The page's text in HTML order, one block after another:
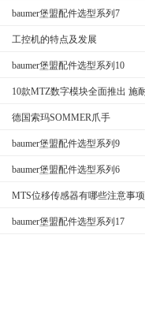
baumer堡盟配件选型系列7
工控机的特点及发展
baumer堡盟配件选型系列10
德国索玛SOMMER爪手
baumer堡盟配件选型系列9
baumer堡盟配件选型系列6
MTS位移传感器有哪些注意事项
baumer堡盟配件选型系列17